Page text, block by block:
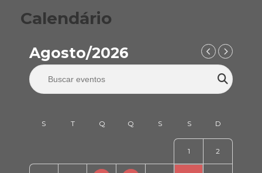
Calendário
Agosto/2026
1 2